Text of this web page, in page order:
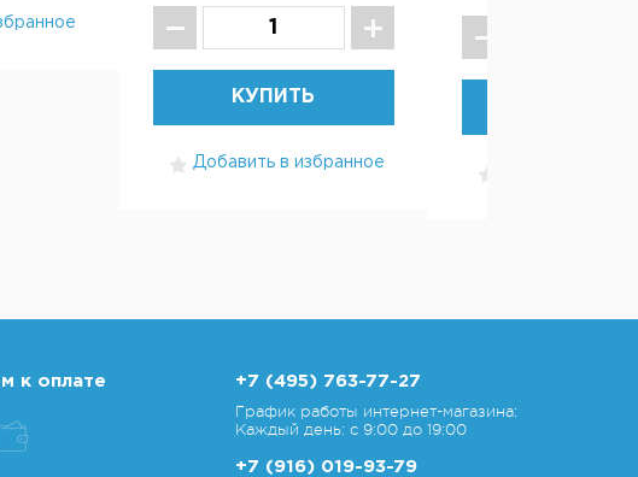
КУПИТЬ
Добавить в избранное
к оплате +7 (495) 763-77-27
График работы интернет-магазина:
Каждый день: с 9:00 до 19:00
+7 (916) 019-93-79